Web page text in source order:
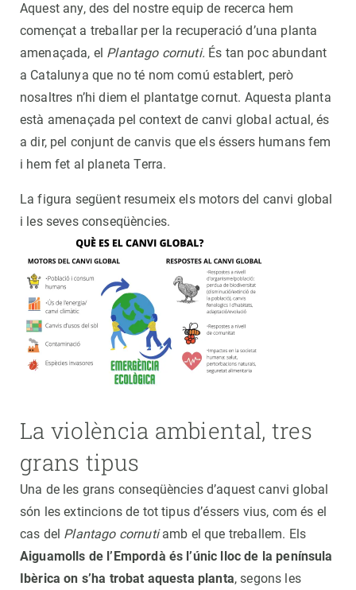
Aquest any, des del nostre equip de recerca hem
començat a treballar per la recuperació d’una planta
amenaçada, el Plantago cornuti. És tan poc abundant
a Catalunya que no té nom comú establert, però
nosaltres n’hi diem el plantatge cornut. Aquesta planta
està amenaçada pel context de canvi global actual, és
a dir, pel conjunt de canvis que els éssers humans fem
i hem fet al planeta Terra.
La figura següent resumeix els motors del canvi global
i les seves conseqüències.
La violència ambiental, tres
grans tipus
Una de les grans conseqüències d’aquest canvi global
són les extincions de tot tipus d’éssers vius, com és el
cas del Plantago cornutiamb el que treballem. Els
Aiguamolls de l’Empordà és l’únic lloc de la península
Ibèrica on s’ha trobat aquesta planta, segons les